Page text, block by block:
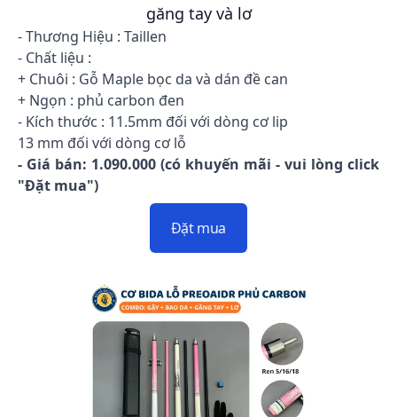
găng tay và lơ
- Thương Hiệu : Taillen
- Chất liệu :
+ Chuôi : Gỗ Maple bọc da và dán đề can
+ Ngọn : phủ carbon đen
- Kích thước : 11.5mm đối với dòng cơ lip
13 mm đối với dòng cơ lỗ
- Giá bán: 1.090.000 (có khuyến mãi - vui lòng click
"Đặt mua")
Đặt mua